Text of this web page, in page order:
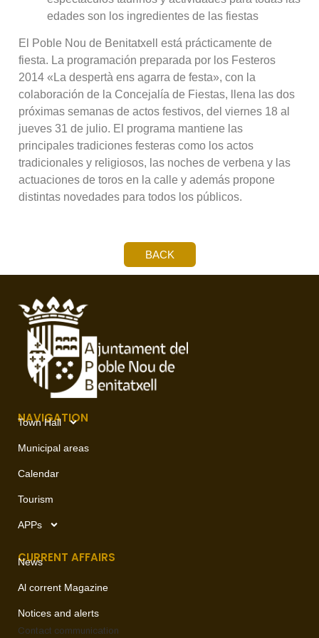
edades son los ingredientes de las fiestas
El Poble Nou de Benitatxell está prácticamente de
fiesta. La programación preparada por los Festeros
2014 «La despertà ens agarra de festa», con la
colaboración de la Concejalía de Fiestas, llena las dos
próximas semanas de actos festivos, del viernes 18 al
jueves 31 de julio. El programa mantiene las
principales tradiciones festeras como los actos
tradicionales y religiosos, las noches de verbena y las
actuaciones de toros en la calle y además propone
distintas novedades para todos los públicos.
BACK
NAVIGATION
Town Hall
Municipal areas
Calendar
Tourism
APPs
CURRENT AFFAIRS
News
Al corrent Magazine
Notices and alerts
Contact communication